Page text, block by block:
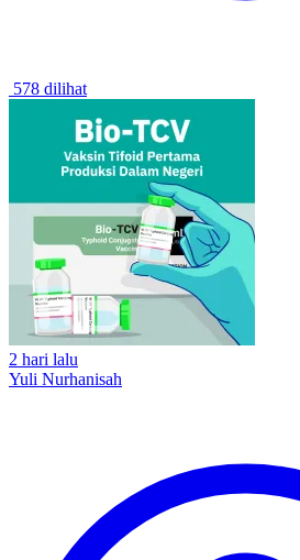
578 dilihat
2 hari lalu
Yuli Nurhanisah